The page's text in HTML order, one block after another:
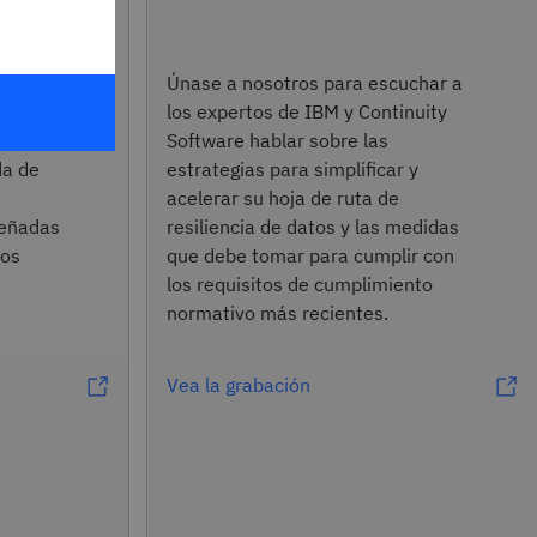
de
Únase a nosotros para escuchar a
los expertos de IBM y Continuity
Software hablar sobre las
estrategias para simplificar y
acelerar su hoja de ruta de
resiliencia de datos y las medidas
que debe tomar para cumplir con
los requisitos de cumplimiento
normativo más recientes.
Vea la grabación